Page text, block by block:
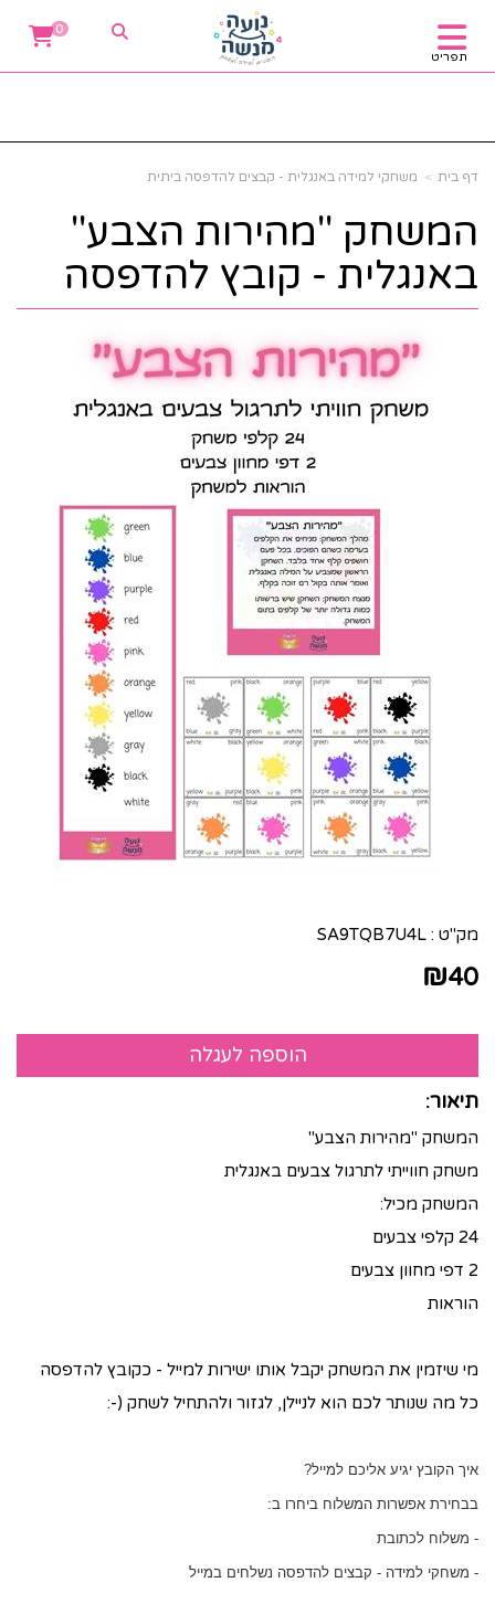
תפריט
0
דף בית משחקי למידה באנגלית - קבצים להדפסה ביתית
המשחק "מהירות הצבע"
באנגלית - קובץ להדפסה
מק"ט : SA9TQB7U4L
₪40
תיאור:
המשחק "מהירות הצבע"
משחק חווייתי לתרגול צבעים באנגלית
המשחק מכיל:
24 קלפי צבעים
2 דפי מחוון צבעים
הוראות
מי שיזמין את המשחק יקבל אותו ישירות למייל - כקובץ להדפסה
כל מה שנותר לכם הוא לניילן, לגזור ולהתחיל לשחק (-:
איך הקובץ יגיע אליכם למייל?
בבחירת אפשרות המשלוח ביחרו ב:
- משלוח לכתובת
- משחקי למידה - קבצים להדפסה נשלחים במייל